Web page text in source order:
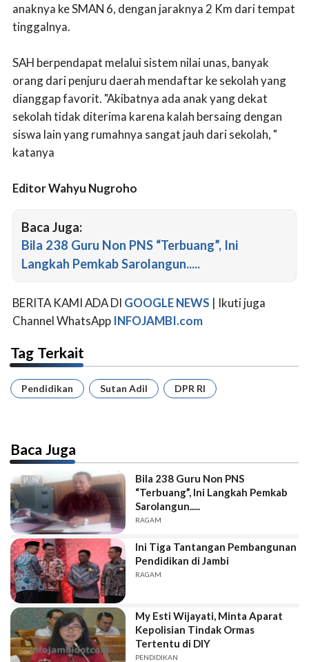
anaknya ke SMAN 6, dengan jaraknya 2 Km dari tempat
tinggalnya.
SAH berpendapat melalui sistem nilai unas, banyak
orang dari penjuru daerah mendaftar ke sekolah yang
dianggap favorit. "Akibatnya ada anak yang dekat
sekolah tidak diterima karena kalah bersaing dengan
siswa lain yang rumahnya sangat jauh dari sekolah, "
katanya
Editor Wahyu Nugroho
Baca Juga:
Bila 238 Guru Non PNS “Terbuang”, Ini
Langkah Pemkab Sarolangun.....
BERITA KAMI ADA DI GOOGLE NEWS | Ikuti juga
Channel WhatsApp INFOJAMBI.com
Tag Terkait
Pendidikan Sutan Adil DPR RI
Baca Juga
Bila 238 Guru Non PNS
“Terbuang”, Ini Langkah Pemkab
Sarolangun.....
RAGAM
Ini Tiga Tantangan Pembangunan
Pendidikan di Jambi
RAGAM
My Esti Wijayati, Minta Aparat
Kepolisian Tindak Ormas
Tertentu di DIY
PENDIDIKAN